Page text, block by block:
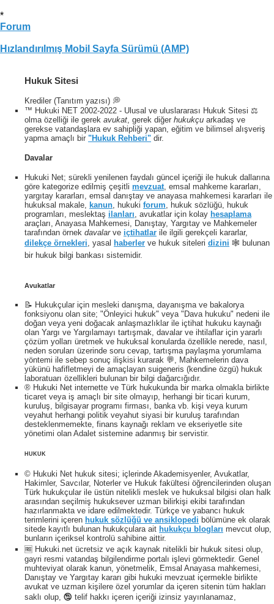
*
Forum
Hızlandırılmış Mobil Sayfa Sürümü (AMP)
Hukuk Sitesi
Krediler (Tanıtım yazısı) 💭
™ Hukuki NET 2002-2022 - Ulusal ve uluslararası Hukuk Sitesi ⚖️
olma özelliği ile gerek avukat , gerek diğer hukukçu arkadaş ve
gerekse vatandaşlara ev sahipliği yapan, eğitim ve bilimsel alışveriş
yapma amaçlı bir "Hukuk Rehberi" dir.
Davalar
Hukuki Net; sürekli yenilenen faydalı güncel içeriği ile hukuk dallarına
göre kategorize edilmiş çeşitli mevzuat, emsal mahkeme kararları,
yargıtay kararları, emsal danıştay ve anayasa mahkemesi kararları ile
hukuksal makale, kanun, hukuki forum, hukuk sözlüğü, hukuk
programları, meslektaş ilanları, avukatlar için kolay hesaplama
araçları, Anayasa Mahkemesi, Danıştay, Yargıtay ve Mahkemeler
tarafından örnek davalarve içtihatlar ile ilgili gerekçeli kararlar,
dilekçe örnekleri, yasal haberler ve hukuk siteleri dizini 🕸 bulunan
bir hukuk bilgi bankası sistemidir.
Avukatlar
📝 Hukukçular için mesleki danışma, dayanışma ve bakalorya
fonksiyonu olan site; "Önleyici hukuk" veya "Dava hukuku" nedeni ile
doğan veya yeni doğacak anlaşmazlıklar ile içtihat hukuku kaynağı
olan Yargı ve Yargılamayı tartışmak, davalar ve ihtilaflar için yararlı
çözüm yolları üretmek ve hukuksal konularda özellikle nerede, nasıl,
neden soruları üzerinde soru cevap, tartışma paylaşma yorumlama
yöntemi ile sebep sonuç ilişkisi kurarak 💬, Mahkemelerin dava
yükünü hafifletmeyi de amaçlayan suigeneris (kendine özgü) hukuk
laboratuarı özellikleri bulunan bir bilgi dağarcığıdır.
® Hukuki Net internette ve Türk hukukunda bir marka olmakla birlikte
ticaret veya iş amaçlı bir site olmayıp, herhangi bir ticari kurum,
kuruluş, bilgisayar programı firması, banka vb. kişi veya kurum
veyahut herhangi politik veyahut siyasi bir kuruluş tarafından
desteklenmemekte, finans kaynağı reklam ve ekseriyetle site
yönetimi olan Adalet sistemine adanmış bir servistir.
HUKUK
© Hukuki Net hukuk sitesi; içlerinde Akademisyenler, Avukatlar,
Hakimler, Savcılar, Noterler ve Hukuk fakültesi öğrencilerinden oluşan
Türk hukukçular ile üstün nitelikli meslek ve hukuksal bilgisi olan halk
arasından seçilmiş hukuksever uzman bilirkişi ekibi tarafından
hazırlanmakta ve idare edilmektedir. Türkçe ve yabancı hukuk
terimlerini içeren hukuk sözlüğü ve ansiklopedi bölümüne ek olarak
sitede kayıtlı bulunan hukukçulara ait hukukçu blogları mevcut olup,
bunların içeriksel kontrolü sahibine aittir.
🆓 Hukuki.net ücretsiz ve açık kaynak nitelikli bir hukuk sitesi olup,
gayri resmi vatandaş bilgilendirme portalı işlevi görmektedir. Genel
muhteviyat olarak kanun, yönetmelik, Emsal Anayasa mahkemesi,
Danıştay ve Yargıtay kararı gibi hukuki mevzuat içermekle birlikte
avukat ve uzman kişilere özel yorumlar da içeren sitenin tüm hakları
saklı olup, 🕲 telif hakkı içeren içeriği izinsiz yayınlanamaz,